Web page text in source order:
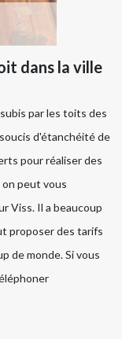
dans la ville
par les toits des
d'étanchéité de
pour réaliser des
peut vous
Viss. Il a beaucoup
proposer des tarifs
de monde. Si vous